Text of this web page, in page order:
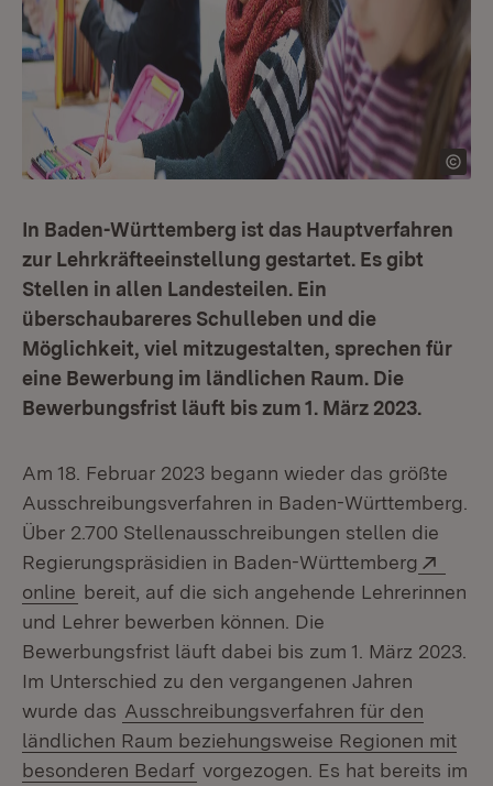
In Baden-Württemberg ist das Hauptverfahren
zur Lehrkräfteeinstellung gestartet. Es gibt
Stellen in allen Landesteilen. Ein
überschaubareres Schulleben und die
Möglichkeit, viel mitzugestalten, sprechen für
eine Bewerbung im ländlichen Raum. Die
Bewerbungsfrist läuft bis zum 1. März 2023.
Am 18. Februar 2023 begann wieder das größte
Ausschreibungsverfahren in Baden-Württemberg.
Über 2.700 Stellenausschreibungen stellen die
Regierungspräsidien in Baden-Württemberg
online (Öffnet in neuem Fenster)
bereit, auf die sich angehende Lehrerinnen
und Lehrer bewerben können. Die
Bewerbungsfrist läuft dabei bis zum 1. März 2023.
Im Unterschied zu den vergangenen Jahren
wurde das Ausschreibungsverfahren für den
ländlichen Raum beziehungsweise Regionen mit
besonderen Bedarf vorgezogen. Es hat bereits im